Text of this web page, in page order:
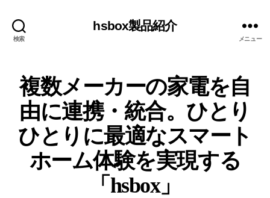
検索
hsbox製品紹介
メニュー
複数メーカーの家電を自
由に連携・統合。ひとり
ひとりに最適なスマート
ホーム体験を実現する
「hsbox」